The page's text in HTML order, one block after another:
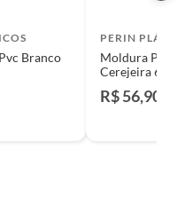
Branco
PERIN
Moldura Pvc
Cerejeira 6m
R$ 56,90